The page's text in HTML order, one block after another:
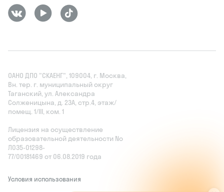
ОАНО ДПО "СКАЕНГ", 109004, г. Москва,
Вн. тер. г. муниципальный округ
Таганский, ул. Александра
Солженицына, д. 23А, стр.4, этаж/
помещ. 1/III, ком. 1
Лицензия на осуществление
образовательной деятельности No
Л035‑01298-
77/00181469 от 06.08.2019 года
Условия использования